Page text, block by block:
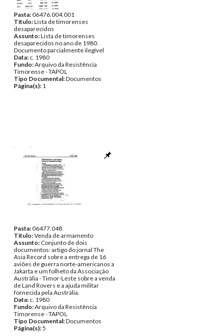
Pasta:06476.004.001
Título:Lista de timorenses
desaparecidos
Assunto:Lista de timorenses
desaparecidos no ano de 1980.
Documento parcialmente ilegível
Data: c. 1980
Fundo:Arquivo da Resistência
Timorense - TAPOL
Tipo Documental:Documentos
Página(s): 1
Pasta:06477.048
Título:Venda de armamento
Assunto: Conjunto de dois
documentos: artigo do jornal The
Asia Record sobre a entrega de 16
aviões de guerra norte-americanos a
Jakarta e um folheto da Associação
Austrália - Timor-Leste sobre a venda
de Land Rovers e a ajuda militar
fornecida pela Austrália.
Data: c. 1980
Fundo:Arquivo da Resistência
Timorense - TAPOL
Tipo Documental:Documentos
Página(s):5